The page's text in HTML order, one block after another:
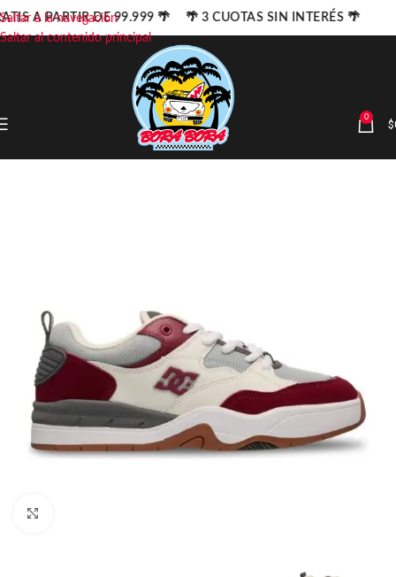
Saltar a la navegación
Saltar al contenido principal
0 $
A PARTIR DE 99.999 🌴 🌴 3 CUOTAS SIN INTERÉS 🌴